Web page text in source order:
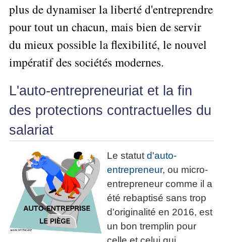
L'Innovation
Managériale
Méthode
SOCRIDE
Tous
les
Innover
»»»
quotidien
Le
processus
de
Décision
La
▶
le
SI
La
Gouvernance
SI
technologies
du
Tous
les
articles
DSI
»»»
mieux
son
temps ?
devenir
manager
stratège ?
Comment
un
bon
décideur ?
Comment
Manager
par
l'entraide ?
données
Big
Data
Formation
BI
Outils
décisionnels
Tous
les
Analyse
de
Données
»»»
les
articles
Entreprendre
»»»
Seul
Formation
Gratuite
Management
tableau
bord
et
BI
Formation
Management
de
Projet
Formation
Entrepreneuriat
Tous
plus de dynamiser la liberté d'entreprendre
pour tout un chacun, mais bien de servir
du mieux possible la flexibilité, le nouvel
impératif des sociétés modernes.
L'auto-entrepreneuriat et la fin
des protections contractuelles du
salariat
Le statutd'auto-
entrepreneur, ou micro-
entrepreneur comme il a
été rebaptisé sans trop
d'originalité en 2016, est
un bon tremplin pour